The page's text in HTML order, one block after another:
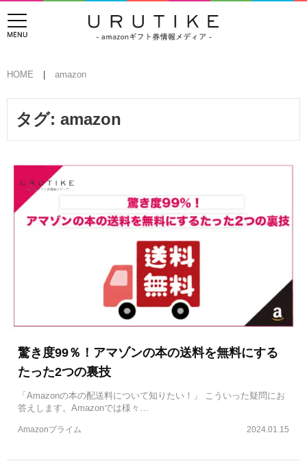
HOME amazon
タグ: amazon
驚き度99％！アマゾンの本の送料を無料にする
たった2つの裏技
「Amazonの本の配送料について知りたい！」 こういった疑問にお
答えします。Amazonでは様々…
2024.01.15
Amazonプライム